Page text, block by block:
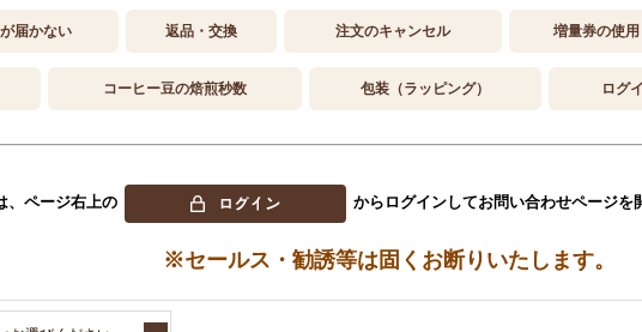
届かない 返品・交換 注文のキャンセル 増量券の使用
コーヒー豆の焙煎秒数 包装（ラッピング） ログ
、ページ右上の からログインしてお問い合わせページを
※セールス・勧誘等は固くお断りいたします。